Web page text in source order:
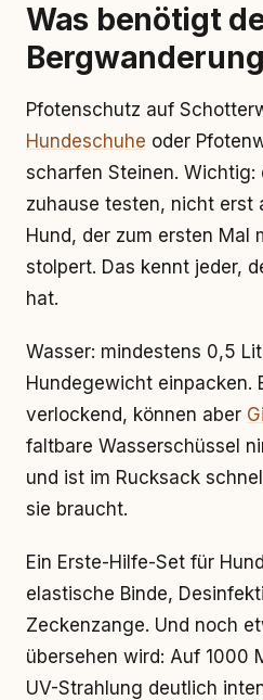
Was benötigt
Pfotenschutz auf
Hundeschuhe oder
scharfen Steinen. Wichtig:
zuhause testen, nicht erst
Hund, der zum ersten Mal
stolpert. Das kennt jeder,
hat.
Wasser: mindestens 0,5
Hundegewicht einpacken.
verlockend, können aber
faltbare Wasserschüssel
und ist im Rucksack
sie braucht.
Ein Erste-Hilfe-Set für
elastische Binde,
Zeckenzange. Und noch
übersehen wird: Auf 1000
UV-Strahlung deutlich